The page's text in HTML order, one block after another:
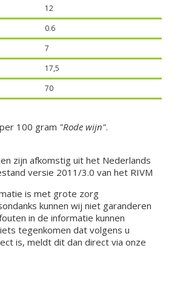
12
0.6
7
17,5
70
100 gram "Rode wijn".
zijn afkomstig uit het Nederlands
versie 2011/3.0 van het RIVM
is met grote zorg
kunnen wij niet garanderen
in de informatie kunnen
tegenkomen dat volgens u
is, meldt dit dan direct via onze